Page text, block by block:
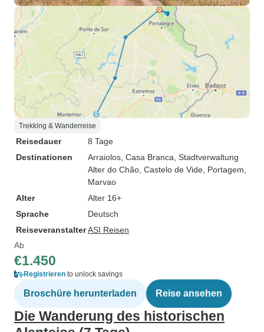
Trekking & Wanderreise
Reisedauer
8 Tage
Destinationen
Arraiolos , Casa Branca , Stadtverwaltung
Alter do Chão , Castelo de Vide , Portagem
Marvao
Alter
Alter 16+
Sprache
Deutsch
ReiseveranstalterASI Reisen
Ab
€1.450
Registrieren to unlock savings
Broschüre herunterladen Reise ansehen
Die Wanderung des historischen